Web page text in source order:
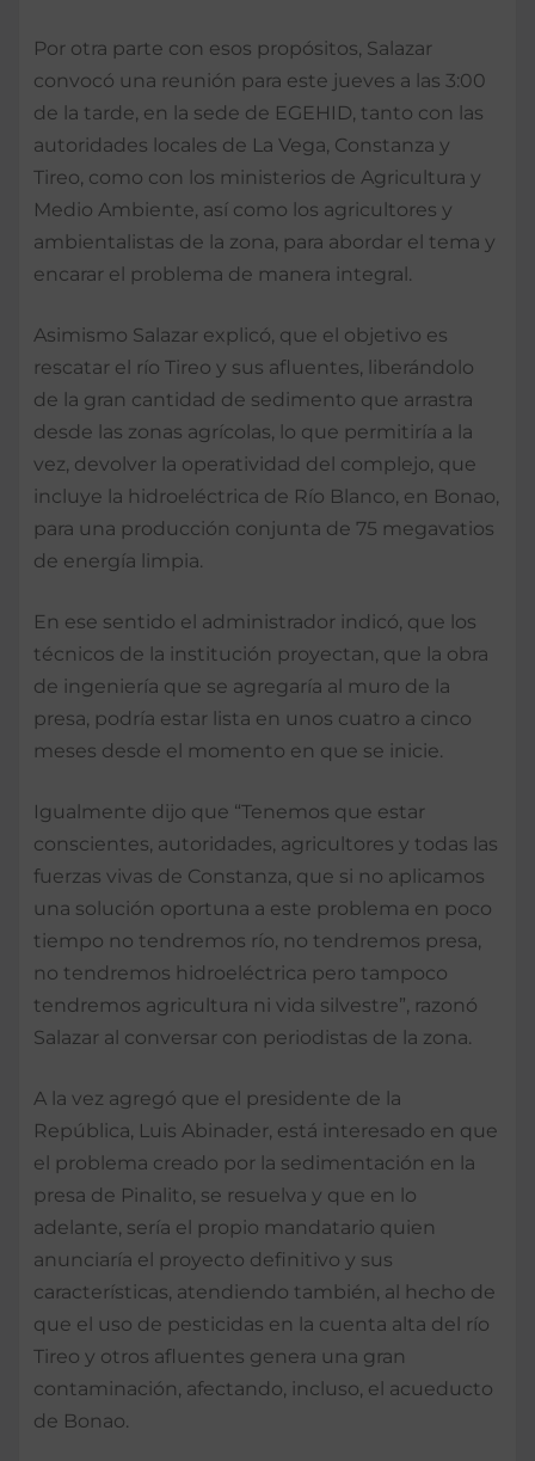
Por otra parte con esos propósitos, Salazar
convocó una reunión para este jueves a las 3:00
de la tarde, en la sede de EGEHID, tanto con las
autoridades locales de La Vega, Constanza y
Tireo, como con los ministerios de Agricultura y
Medio Ambiente, así como los agricultores y
ambientalistas de la zona, para abordar el tema y
encarar el problema de manera integral.
Asimismo Salazar explicó, que el objetivo es
rescatar el río Tireo y sus afluentes, liberándolo
de la gran cantidad de sedimento que arrastra
desde las zonas agrícolas, lo que permitiría a la
vez, devolver la operatividad del complejo, que
incluye la hidroeléctrica de Río Blanco, en Bonao,
para una producción conjunta de 75 megavatios
de energía limpia.
En ese sentido el administrador indicó, que los
técnicos de la institución proyectan, que la obra
de ingeniería que se agregaría al muro de la
presa, podría estar lista en unos cuatro a cinco
meses desde el momento en que se inicie.
Igualmente dijo que “Tenemos que estar
conscientes, autoridades, agricultores y todas las
fuerzas vivas de Constanza, que si no aplicamos
una solución oportuna a este problema en poco
tiempo no tendremos río, no tendremos presa,
no tendremos hidroeléctrica pero tampoco
tendremos agricultura ni vida silvestre”, razonó
Salazar al conversar con periodistas de la zona.
A la vez agregó que el presidente de la
República, Luis Abinader, está interesado en que
el problema creado por la sedimentación en la
presa de Pinalito, se resuelva y que en lo
adelante, sería el propio mandatario quien
anunciaría el proyecto definitivo y sus
características, atendiendo también, al hecho de
que el uso de pesticidas en la cuenta alta del río
Tireo y otros afluentes genera una gran
contaminación, afectando, incluso, el acueducto
de Bonao.